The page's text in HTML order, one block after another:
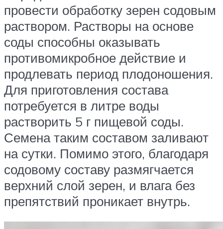
провести обработку зерен содовым
раствором. Растворы на основе
соды способны оказывать
противомикробное действие и
продлевать период плодоношения.
Для приготовления состава
потребуется в литре воды
растворить 5 г пищевой соды.
Семена таким составом заливают
на сутки. Помимо этого, благодаря
содовому составу размягчается
верхний слой зерен, и влага без
препятствий проникает внутрь.